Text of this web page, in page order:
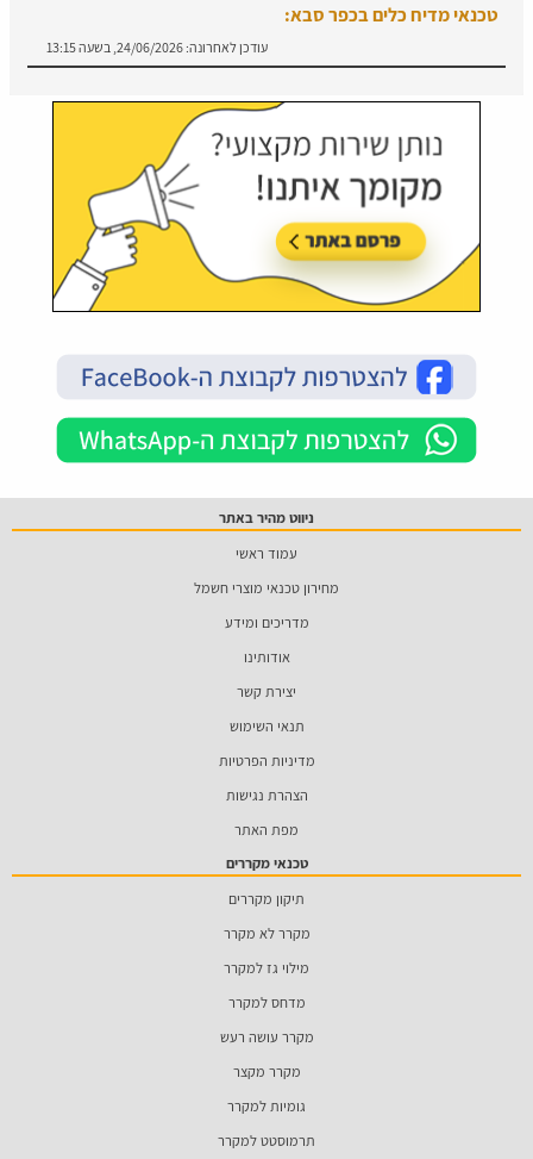
טכנאי מדיח כלים בכפר סבא:
עודכן לאחרונה: 24/06/2026, בשעה 13:15
ניווט מהיר באתר
עמוד ראשי
מחירון טכנאי מוצרי חשמל
מדריכים ומידע
אודותינו
יצירת קשר
תנאי השימוש
מדיניות הפרטיות
הצהרת נגישות
מפת האתר
טכנאי מקררים
תיקון מקררים
מקרר לא מקרר
מילוי גז למקרר
מדחס למקרר
מקרר עושה רעש
מקרר מקצר
גומיות למקרר
תרמוסטט למקרר